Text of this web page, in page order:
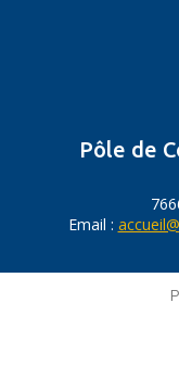
Pôle de
Email :